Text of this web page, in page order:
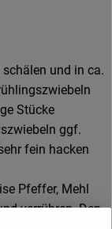
und in ca.
Stücke
ggf.
fein hacken
Pfeffer, Mehl
verrühren. Den